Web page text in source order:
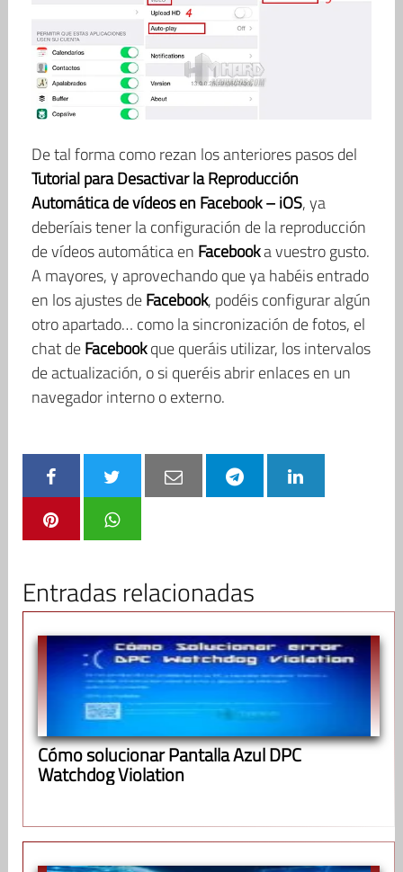
De tal forma como rezan los anteriores pasos del
Tutorial para Desactivar la Reproducción
Automática de vídeos en Facebook – iOS, ya
deberíais tener la configuración de la reproducción
de vídeos automática en Facebooka vuestro gusto.
A mayores, y aprovechando que ya habéis entrado
en los ajustes deFacebook, podéis configurar algún
otro apartado… como la sincronización de fotos, el
chat deFacebookque queráis utilizar, los intervalos
de actualización, o si queréis abrir enlaces en un
navegador interno o externo.
Entradas relacionadas
Cómo solucionar Pantalla Azul DPC
Watchdog Violation